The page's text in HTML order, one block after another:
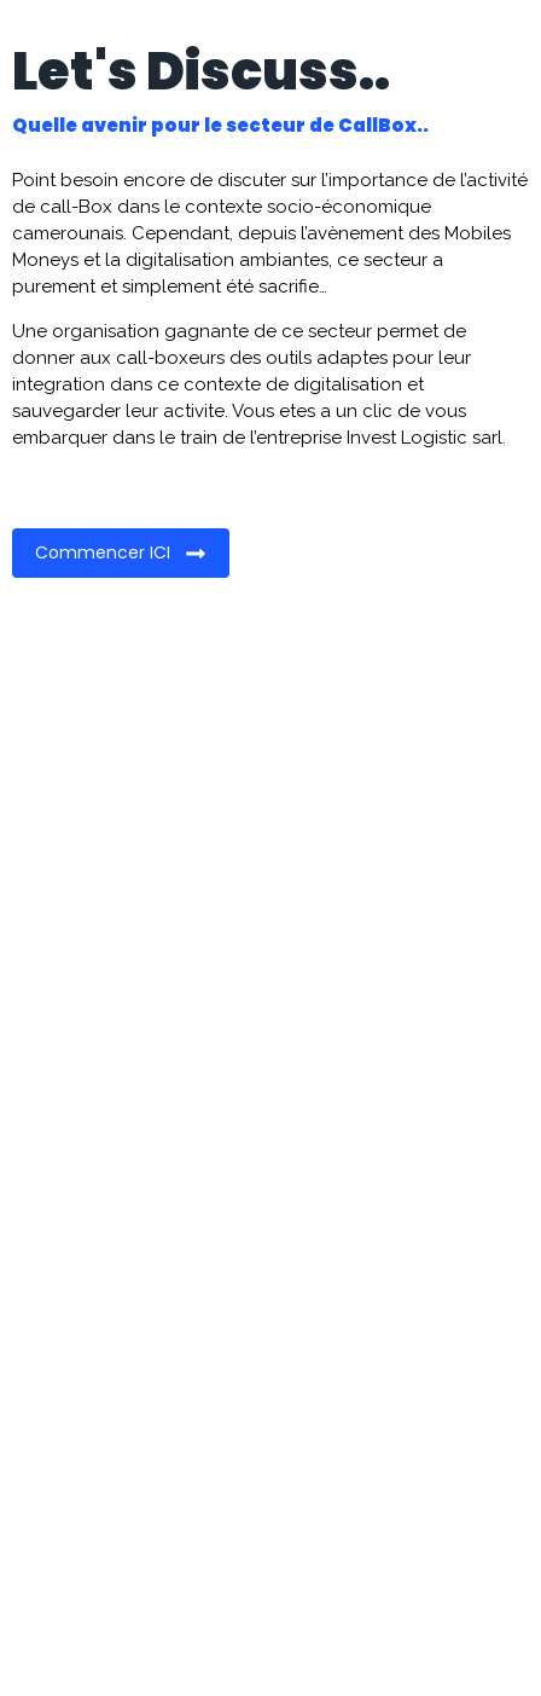
Let's Discuss..
Quelle avenir pour le secteur de CallBox..
Point besoin encore de discuter sur l’importance de l’activité
de call-Box dans le contexte socio-économique
camerounais. Cependant, depuis l’avènement des Mobiles
Moneys et la digitalisation ambiantes, ce secteur a
purement et simplement été sacrifie…
Une organisation gagnante de ce secteur permet de
donner aux call-boxeurs des outils adaptes pour leur
integration dans ce contexte de digitalisation et
sauvegarder leur activite. Vous etes a un clic de vous
embarquer dans le train de l’entreprise Invest Logistic sarl.
Commencer ICI